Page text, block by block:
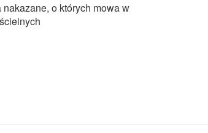
o których mowa w